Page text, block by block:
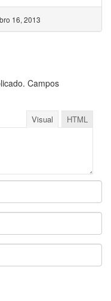
16, 2013
Campos
Visual HTML